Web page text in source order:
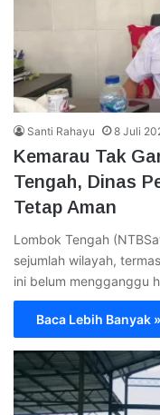
Santi Rahayu 8 Juli
Kemarau Tak
Tengah, Dinas
Tetap Aman
Lombok Tengah
sejumlah wilayah,
ini belum mengganggu
Baca Lebih Banyak »